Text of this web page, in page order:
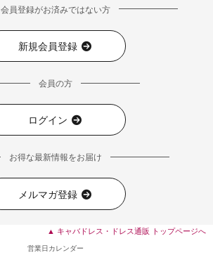
会員登録がお済みではない方
新規会員登録
会員の方
ログイン
お得な最新情報をお届け
メルマガ登録
▲ キャバドレス・ドレス通販 トップページへ
営業日カレンダー